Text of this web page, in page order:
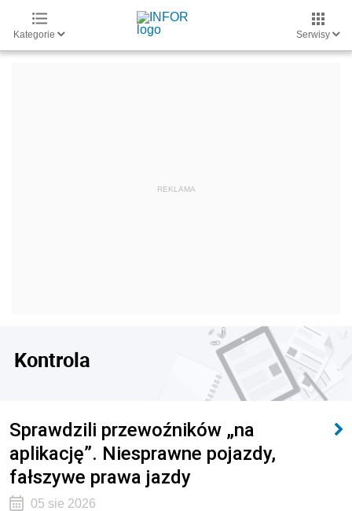
Kategorie Serwisy
Kontrola
Sprawdzili przewoźników „na
aplikację”. Niesprawne pojazdy,
fałszywe prawa jazdy
05 sie 2026